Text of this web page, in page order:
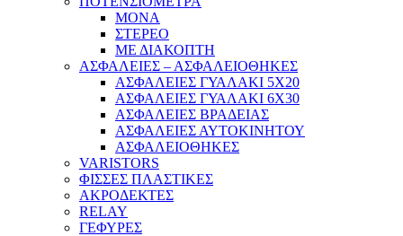
ΜΟΝΑ
ΣΤΕΡΕΟ
ΜΕ ΔΙΑΚΟΠΤΗ
ΑΣΦΑΛΕΙΕΣ – ΑΣΦΑΛΕΙΟΘΗΚΕΣ
ΑΣΦΑΛΕΙΕΣ ΓΥΑΛΑΚΙ 5Χ20
ΑΣΦΑΛΕΙΕΣ ΓΥΑΛΑΚΙ 6Χ30
ΑΣΦΑΛΕΙΕΣ ΒΡΑΔΕΙΑΣ
ΑΣΦΑΛΕΙΕΣ ΑΥΤΟΚΙΝΗΤΟΥ
ΑΣΦΑΛΕΙΟΘΗΚΕΣ
VARISTORS
ΦΙΣΣΕΣ ΠΛΑΣΤΙΚΕΣ
ΑΚΡΟΔΕΚΤΕΣ
RELAY
ΓΕΦΥΡΕΣ